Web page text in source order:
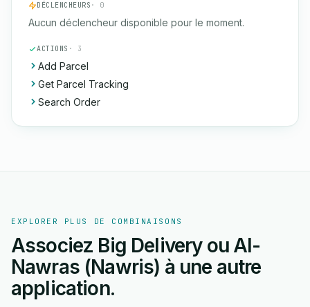
DÉCLENCHEURS · 0
Aucun déclencheur disponible pour le moment.
ACTIONS · 3
Add Parcel
Get Parcel Tracking
Search Order
EXPLORER PLUS DE COMBINAISONS
Associez Big Delivery ou Al-
Nawras (Nawris) à une autre
application.